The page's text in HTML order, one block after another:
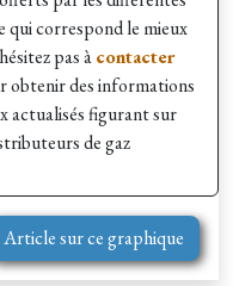
qui correspond le mieux
pas àcontacter
obtenir des informations
actualisés figurant sur
de gaz
Article sur ce graphique